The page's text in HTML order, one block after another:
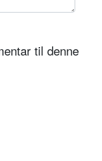
til denne